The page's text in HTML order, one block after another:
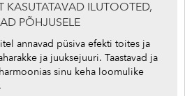
KASUTATAVAD ILUTOOTED,
PÕHJUSELE
annavad püsiva efekti toites ja
ja juuksejuuri. Taastavad ja
sinu keha loomulike